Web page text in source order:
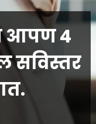
आपण 4
सविस्तर